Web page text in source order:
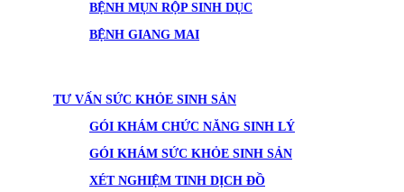
BỆNH MỤN RỘP SINH DỤC
BỆNH GIANG MAI
TƯ VẤN SỨC KHỎE SINH SẢN
GÓI KHÁM CHỨC NĂNG SINH LÝ
GÓI KHÁM SỨC KHỎE SINH SẢN
XÉT NGHIỆM TINH DỊCH ĐỒ